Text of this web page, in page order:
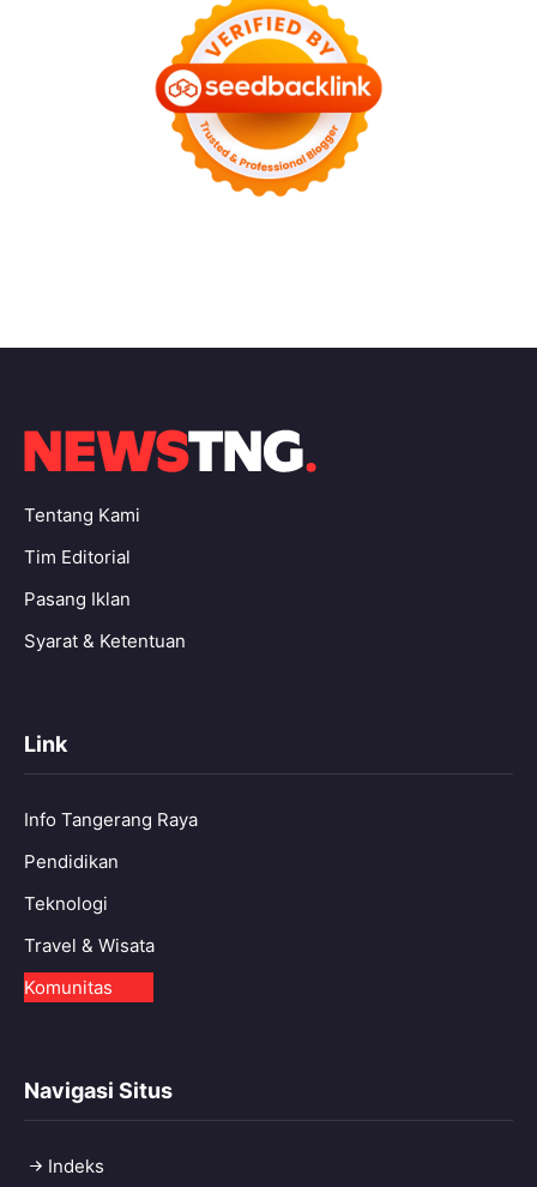
Tentang Kami
Tim Editorial
Pasang Iklan
Syarat & Ketentuan
Link
Info Tangerang Raya
Pendidikan
Teknologi
Travel & Wisata
Komunitas
Navigasi Situs
Indeks